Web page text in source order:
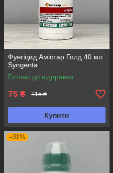
Фунгіцид Амістар Голд 40 мл
Syngenta
Готово до відправки
75 ₴ 115 ₴
Купити
–31%